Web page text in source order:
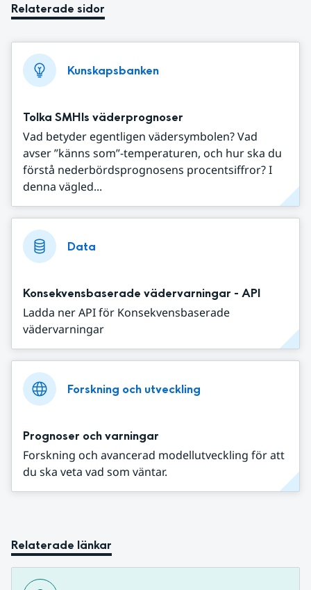
Relaterade sidor
Kunskapsbanken
Tolka SMHIs väderprognoser
Vad betyder egentligen vädersymbolen? Vad
avser ”känns som”-temperaturen, och hur ska du
förstå nederbördsprognosens procentsiffror? I
denna vägled...
Data
Konsekvensbaserade vädervarningar - API
Ladda ner API för Konsekvensbaserade
vädervarningar
Forskning och utveckling
Prognoser och varningar
Forskning och avancerad modellutveckling för att
du ska veta vad som väntar.
Relaterade länkar